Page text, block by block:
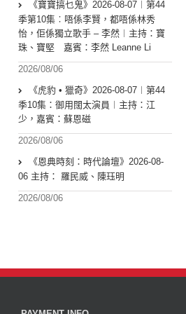
《寶寶搞乜鬼》2026-08-07︱第44
季第10集︰唔係李賢，都唔係林秀
怡，佢係獨立歌手 – 李然︱主持：寶
珠、寶堅 嘉賓：李然 Leanne Li
2026/08/06
《虎豹 • 獵奇》2026-08-07︱第44
季10集：御用闊太演員︱主持：江
少，嘉賓：蘇恩磁
2026/08/06
《恩典時刻：時代論壇》2026-08-
06 主持： 羅民威、陳珏明
2026/08/06